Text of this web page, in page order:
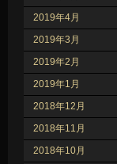
2019年4月
2019年3月
2019年2月
2019年1月
2018年12月
2018年11月
2018年10月